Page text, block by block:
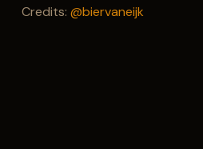
Credits: @biervaneijk